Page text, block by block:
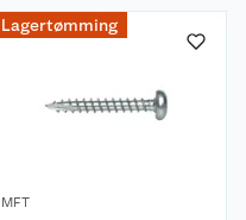
Lagertømming
MFT